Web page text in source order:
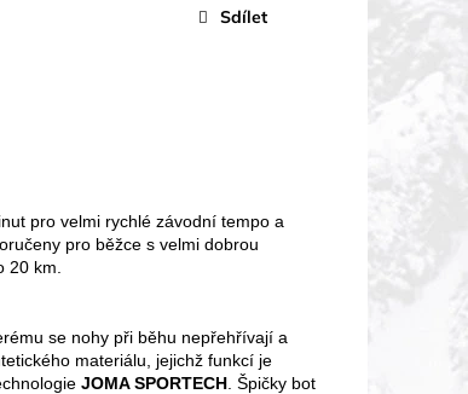
Sdílet
pro velmi rychlé závodní tempo a
pro běžce s velmi dobrou
km.
se nohy při běhu nepřehřívají a
materiálu, jejichž funkcí je
JOMA SPORTECH Špičky bot